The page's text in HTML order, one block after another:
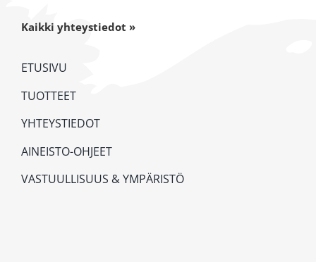
Kaikki yhteystiedot »
ETUSIVU
TUOTTEET
YHTEYSTIEDOT
AINEISTO-OHJEET
VASTUULLISUUS & YMPÄRISTÖ